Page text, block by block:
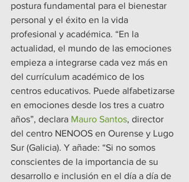
postura fundamental para el bienestar
personal y el éxito en la vida
profesional y académica. “En la
actualidad, el mundo de las emociones
empieza a integrarse cada vez más en
del currículum académico de los
centros educativos. Puede alfabetizarse
en emociones desde los tres a cuatro
años”, declara Mauro Santos, director
del centro NENOOS en Ourense y Lugo
Sur (Galicia). Y añade: “Si no somos
conscientes de la importancia de su
desarrollo e inclusión en el día a día de